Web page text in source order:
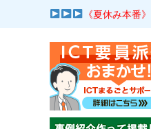
《夏休み本番》